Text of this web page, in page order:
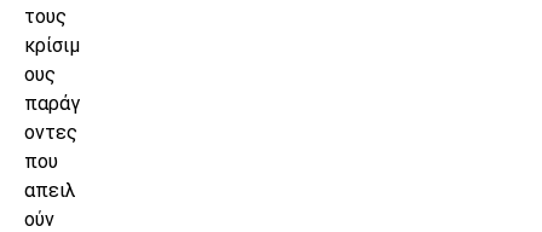
τους
κρίσιμ
ους
παράγ
οντες
που
απειλ
ούν